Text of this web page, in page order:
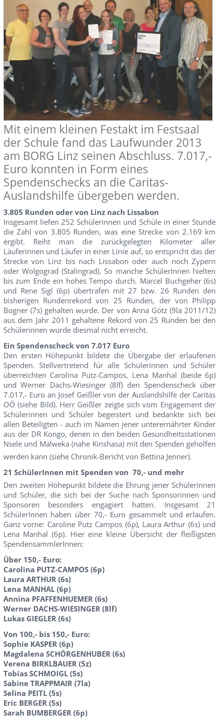
Mit einem kleinen Festakt im Festsaal
der Schule fand das Laufwunder 2013
am BORG Linz seinen Abschluss. 7.017,-
Euro konnten in Form eines
Spendenschecks an die Caritas-
Auslandshilfe übergeben werden.
3.805 Runden oder von Linz nach Lissabon
Insgesamt liefen 252 Schülerinnen und Schüle in einer Stunde
die Zahl von 3.805 Runden, was eine Strecke von 2.169 km
ergibt. Reiht man die zurückgelegten Kilometer aller
Läuferinnen und Läufer in einer Linie auf, so entspricht das der
Strecke von Linz bis nach Lissabon oder auch noch Zypern
oder Wolgograd (Stalingrad). So manche SchülerInnen hielten
bis zum Ende ein hohes Tempo durch. Marcel Buchgeher (6s)
und Rene Sigl (6p) übertrafen mit 27 bzw. 26 Runden den
bisherigen Rundenrekord von 25 Runden, der von Philipp
Bogner (7s) gehalten wurde. Der von Anna Götz (9la 2011/12)
aus dem Jahr 2011 gehaltene Rekord von 25 Runden bei den
Schülerinnen wurde diesmal nicht erreicht.
Ein Spendenscheck von 7.017 Euro
Den ersten Höhepunkt bildete die Übergabe der erlaufenen
Spenden. Stellvertretend für alle Schülerinnen und Schüler
überreichten Carolina Putz-Campos, Lena Manhal (beide 6p)
und Werner Dachs-Wiesinger (8lf) den Spendenscheck über
7.017,- Euro an Josef Geißler von der Auslandshilfe der Caritas
OÖ (siehe Bild). Herr Geißler zeigte sich vom Engagement der
Schülerinnen und Schüler begeistert und bedankte sich bei
allen Beteiligten - auch im Namen jener unterernährter Kinder
aus der DR Kongo, denen in den beiden Gesundheitsstationen
Nsele und Malweka (nahe Kinshasa) mit den Spenden geholfen
werden kann (siehe Chronik-Bericht von Bettina Jenner).
21 SchülerInnen mit Spenden von  70,- und mehr
Den zweiten Höhepunkt bildete die Ehrung jener Schülerinnen
und Schüler, die sich bei der Suche nach Sponsorinnen und
Sponsoren besonders engagiert hatten. Insgesamt 21
SchülerInnen haben über 70,- Euro gesammelt und erlaufen.
Ganz vorne: Caroline Putz Campos (6p), Laura Arthur (6s) und
Lena Manhal (6p). Hier eine kleine Übersicht der fleißigsten
SpendensammlerInnen:
Über 150,- Euro:
Carolina PUTZ-CAMPOS (6p)
Laura ARTHUR (6s)
Lena MANHAL (6p)
Annina PFAFFENHUEMER (6s)
Werner DACHS-WIESINGER (8lf)
Lukas GIEGLER (6s)
Von 100,- bis 150,- Euro:
Sophie KASPER (6p)
Magdalena SCHÖRGENHUBER (6s)
Verena BIRKLBAUER (5z)
Tobias SCHMOIGL (5s)
Sabine TRAPPMAIR (7la)
Selina PEITL (5s)
Eric BERGER (5s)
Sarah BUMBERGER (6p)